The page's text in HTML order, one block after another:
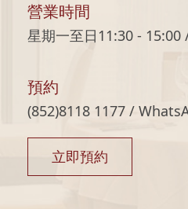
營業時間
星期一至日11:30 - 15:00
預約
(852)8118 1177 /
立即預約